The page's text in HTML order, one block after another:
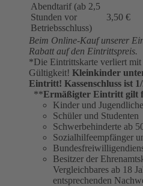
Abendtarif (ab 2,5
Stunden vor
Betriebsschluss)
3,50 €
Beim Online-Kauf unserer
Rabatt auf den Eintrittspreis.
*Die Eintrittskarte verliert mit
Gültigkeit! Kleinkinder
Eintritt! Kassenschluss ist
**Ermäßigter Eintritt gilt
Kinder und
Schüler und Studenten
Schwerbehinderte ab
Sozialhilfeempfänger
Besitzer der
Vergleichbares ab 18
entsprechenden